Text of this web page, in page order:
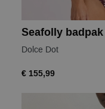
Seafolly badpak
Dolce Dot
€ 155,99